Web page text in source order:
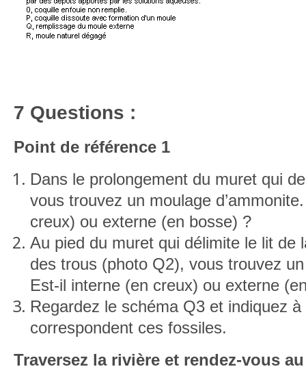
7 Questions :
Point de référence 1
Dans le prolongement du muret qui
vous trouvez un moulage
creux) ou externe (en bosse) ?
Au pied du muret qui délimite le lit de
des trous (photo Q2), vous trouvez
Est-il interne (en creux) ou externe
Regardez le schéma Q3 et indiquez
correspondent ces fossiles.
Traversez la rivière et rendez-vous